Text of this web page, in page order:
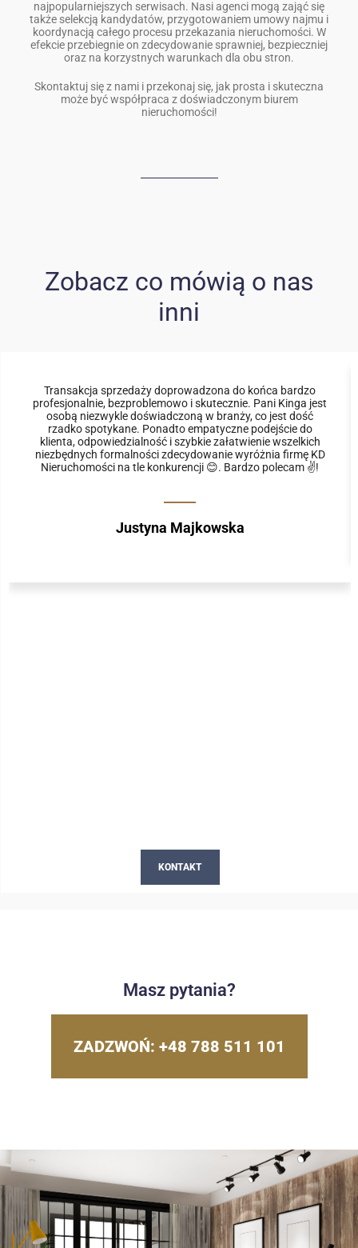
najpopularniejszych serwisach. Nasi agenci mogą zająć się
także selekcją kandydatów, przygotowaniem umowy najmu i
koordynacją całego procesu przekazania nieruchomości. W
efekcie przebiegnie on zdecydowanie sprawniej, bezpieczniej
oraz na korzystnych warunkach dla obu stron.
Skontaktuj się z nami i przekonaj się, jak prosta i skuteczna
może być współpraca z doświadczonym biurem
nieruchomości!
Zobacz co mówią o nas
inni
Transakcja sprzedaży doprowadzona do końca bardzo
profesjonalnie, bezproblemowo i skutecznie. Pani Kinga jest
osobą niezwykle doświadczoną w branży, co jest dość
rzadko spotykane. Ponadto empatyczne podejście do
klienta, odpowiedzialność i szybkie załatwienie wszelkich
niezbędnych formalności zdecydowanie wyróżnia firmę KD
Nieruchomości na tle konkurencji 😊. Bardzo polecam ✌️!
Justyna Majkowska
KONTAKT
Masz pytania?
ZADZWOŃ: +48 788 511 101